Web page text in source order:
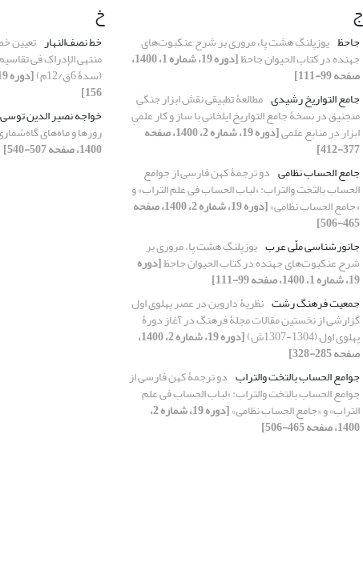
ج
جاحظ یوزپلنگِ هشت پا، مروری بر شرح عنکبوت‌های
جهنده در کتاب الحیوان جاحظ [دوره 19، شماره 1، 1400،
صفحه 99-111]
جامع التواریخ رشیدی مطالعۀ تطبیقی نقش ابزار جنگیِ
منجنیق در نسخۀ جامع ‌التواریخ ایلخانی با ساز و کار علمیِ
ابزار در منابع علمی [دوره 19، شماره 2، 1400، صفحه
377-412]
جامع الحساب نظامی دو ترجمۀ کهن فارسی از جوامع
الحساب بالتخت والتراب: «لباب الحساب فی علم التراب» و
«جامع الحساب نظامی» [دوره 19، شماره 2، 1400، صفحه
465-506]
جانورشناسی ملّی عرب یوزپلنگِ هشت پا، مروری بر
شرح عنکبوت‌های جهنده در کتاب الحیوان جاحظ[دوره
19، شماره 1، 1400، صفحه 99-111]
جمعیت فرهنگ رشت نظریۀ داروین در عصر پهلوی اول
گزارشی از نخستین مقالات مجلۀ فرهنگ در آغاز دورۀ
پهلوی اول (1304-1307ش) [دوره 19، شماره 2، 1400،
صفحه 285-328]
جوامع الحساب بالتخت والتراب دو ترجمۀ کهن فارسی از
جوامع الحساب بالتخت والتراب: «لباب الحساب فی علم
التراب» و «جامع الحساب نظامی» [دوره 19، شماره 2،
1400، صفحه 465-506]
خ
خط نصف‌النهار تعیین
منتهی الإدراک فی
(سدۀ 6ق/12م)
156]
خواجه نصیر الدین توسی
روزها و ماه‌های
1400، صفحه 507-540]